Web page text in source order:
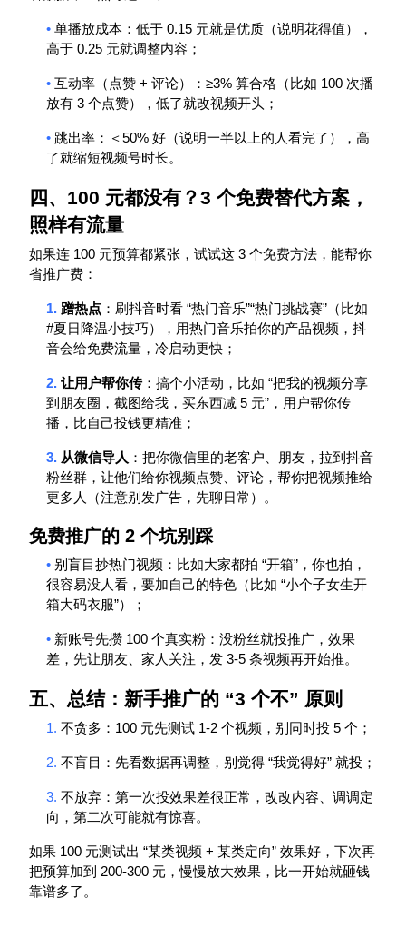
• 单播放成本：低于 0.15 元就是优质（说明花得值），
高于 0.25 元就调整内容；
• 互动率（点赞 + 评论）： ≥3% 算合格（比如 100 次播
放有 3 个点赞），低了就改视频开头；
• 跳出率：＜50% 好（说明一半以上的人看完了），高
了就缩短视频号时长。
四、 100 元都没有？3 个免费替代方案，
照样有流量
如果连 100 元预算都紧张，试试这 3 个免费方法，能帮你
省推广费：
1. 蹭热点 ：刷抖音时看 “热门音乐”“热门挑战赛” （比如
#夏日降温小技巧），用热门音乐拍你的产品视频，抖
音会给免费流量，冷启动更快；
2. 让用户帮你传：搞个小活动，比如 “把我的视频分享
到朋友圈，截图给我，买东西减 5 元” ，用户帮你传
播，比自己投钱更精准；
3. 从微信导人 ：把你微信里的老客户、朋友，拉到抖音
粉丝群，让他们给你视频点赞、评论，帮你把视频推给
更多人（注意别发广告，先聊日常）。
免费推广的 2 个坑别踩
• 别盲目抄热门视频：比如大家都拍 “开箱” ，你也拍，
很容易没人看，要加自己的特色（比如 “小个子女生开
箱大码衣服”）；
• 新账号先攒 100 个真实粉：没粉丝就投推广 ，效果
差，先让朋友、家人关注，发 3-5 条视频再开始推。
五、总结：新手推广的 “3 个不” 原则
1. 不贪多： 100 元先测试 1-2 个视频，别同时投 5 个；
2. 不盲目：先看数据再调整，别觉得 “我觉得好” 就投；
3. 不放弃：第一次投效果差很正常，改改内容、调调定
向，第二次可能就有惊喜。
如果 100 元测试出 “某类视频 + 某类定向” 效果好，下次再
把预算加到 200-300 元，慢慢放大效果，比一开始就砸钱
靠谱多了。